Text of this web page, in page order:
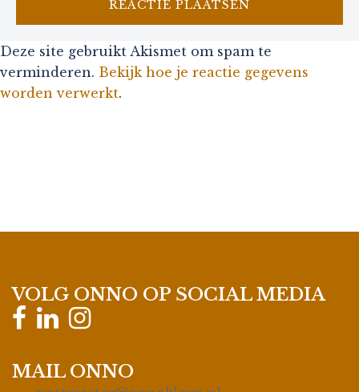
Deze site gebruikt Akismet om spam te
verminderen. Bekijk hoe je reactie gegevens
worden verwerkt.
VOLG ONNO OP SOCIAL MEDIA
MAIL ONNO